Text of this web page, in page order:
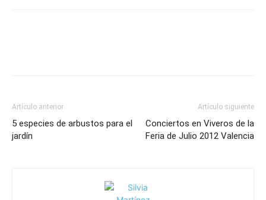
Artículo anterior
5 especies de arbustos para el
jardín
Artículo siguiente
Conciertos en Viveros de la
Feria de Julio 2012 Valencia